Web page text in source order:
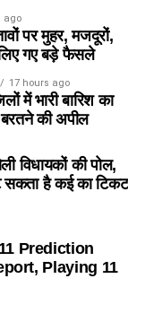
ago
पर मुहर, मजदूरों,
गए बड़े फैसले
17 hours ago
में भारी बारिश का
बरतने की अपील
विधायकों की पोल,
है कई का टिकट
Prediction
Playing 11